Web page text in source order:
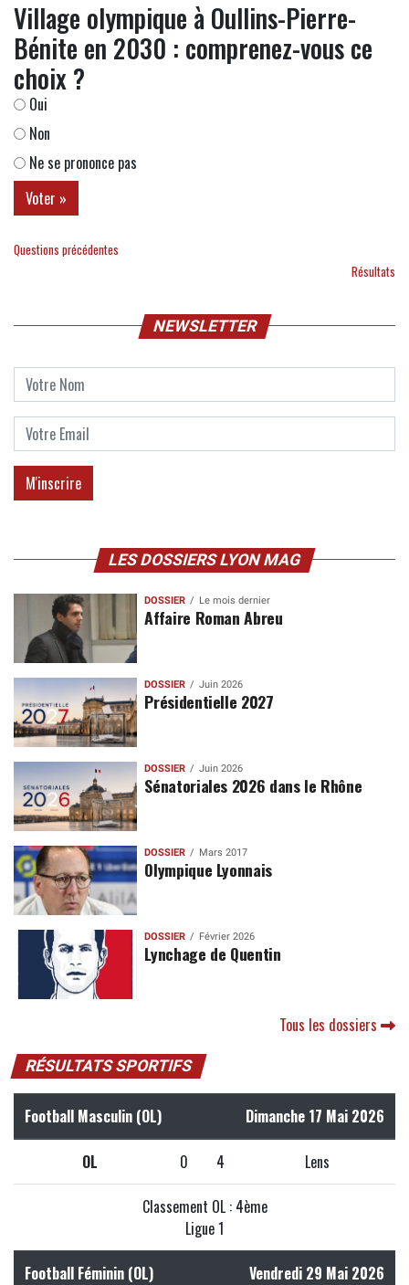
Village olympique à Oullins-Pierre-
Bénite en 2030 : comprenez-vous ce
choix ?
Oui
Non
Ne se prononce pas
Questions précédentes
Résultats
NEWSLETTER
LES DOSSIERS LYON MAG
DOSSIER Le mois dernier
Affaire Roman Abreu
DOSSIER Juin 2026
Présidentielle 2027
DOSSIER Juin 2026
Sénatoriales 2026 dans le Rhône
DOSSIER Mars 2017
Olympique Lyonnais
DOSSIER Février 2026
Lynchage de Quentin
Tous les dossiers
RÉSULTATS SPORTIFS
Football Masculin (OL) Dimanche 17 Mai 2026
OL 0 4 Lens
Classement OL : 4ème
Ligue 1
Football Féminin (OL) Vendredi 29 Mai 2026